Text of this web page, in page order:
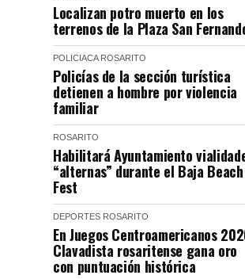
Localizan potro muerto en los
terrenos de la Plaza San
POLICIACA ROSARITO
Policías de la sección turística
detienen a hombre por violencia
familiar
ROSARITO
Habilitará Ayuntamiento
“alternas” durante el Baja Beach
Fest
DEPORTES ROSARITO
En Juegos Centroamericanos
Clavadista rosaritense gana oro
con puntuación histórica